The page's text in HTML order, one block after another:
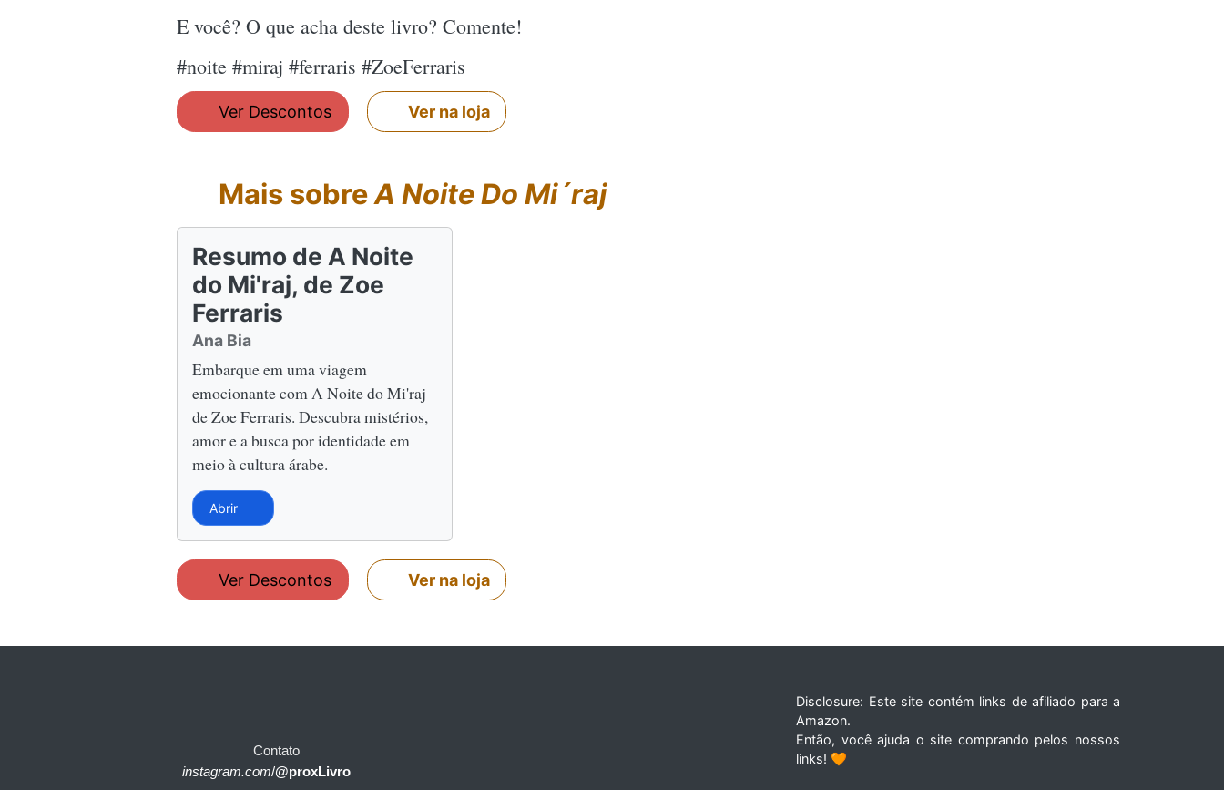
E você? O que acha deste livro? Comente!
#noite #miraj #ferraris #ZoeFerraris
Ver Descontos Ver na loja
Mais sobreA Noite Do Mi´raj
Resumo de A Noite
do Mi'raj, de Zoe
Ferraris
Ana Bia
Embarque em uma viagem
emocionante com A Noite do Mi'raj
de Zoe Ferraris. Descubra mistérios,
amor e a busca por identidade em
meio à cultura árabe.
Abrir
Ver Descontos Ver na loja
Contato
instagram.com/@proxLivro
Disclosure: Este site contém links de afiliado para a
Amazon.
Então, você ajuda o site comprando pelos nossos
links! 🧡